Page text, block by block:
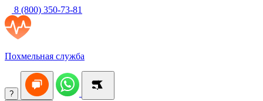
8 (800) 350-73-81
Похмельная служба
?